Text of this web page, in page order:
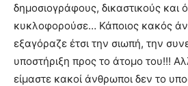
δημοσιογράφους, δικαστικούς και
κυκλοφορούσε… Κάποιος κακός
εξαγόραζε έτσι την σιωπή, την
υποστήριξη προς το άτομο του!!!
είμαστε κακοί άνθρωποι δεν το